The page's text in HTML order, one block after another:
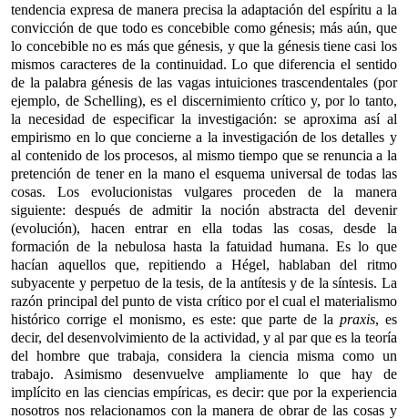
tendencia expresa de manera precisa la adaptación del espíritu a la
convicción de que todo es concebible como génesis; más aún, que
lo concebible no es más que génesis, y que la génesis tiene casi los
mismos caracteres de la continuidad. Lo que diferencia el sentido
de la palabra génesis de las vagas intuiciones trascendentales (por
ejemplo, de Schelling), es el discernimiento crítico y, por lo tanto,
la necesidad de especificar la investigación: se aproxima así al
empirismo en lo que concierne a la investigación de los detalles y
al contenido de los procesos, al mismo tiempo que se renuncia a la
pretención de tener en la mano el esquema universal de todas las
cosas. Los evolucionistas vulgares proceden de la manera
siguiente: después de admitir la noción abstracta del devenir
(evolución), hacen entrar en ella todas las cosas, desde la
formación de la nebulosa hasta la fatuidad humana. Es lo que
hacían aquellos que, repitiendo a Hégel, hablaban del ritmo
subyacente y perpetuo de la tesis, de la antítesis y de la síntesis. La
razón principal del punto de vista crítico por el cual el materialismo
histórico corrige el monismo, es este: que parte de la praxis, es
decir, del desenvolvimiento de la actividad, y al par que es la teoría
del hombre que trabaja, considera la ciencia misma como un
trabajo. Asimismo desenvuelve ampliamente lo que hay de
implícito en las ciencias empíricas, es decir: que por la experiencia
nosotros nos relacionamos con la manera de obrar de las cosas y